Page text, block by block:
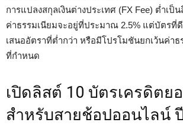
การแปลงสกุลเงินต่างประเทศ (FX Fee) ต่ำเ
ค่าธรรมเนียมจะอยู่ที่ประมาณ 2.5% แต่บัตรที่
เสนออัตราที่ต่ำกว่า หรือมีโปรโมชันยกเว้นค่าธ
ที่กำหนด
เปิดลิสต์ 10 บัตรเครดิตย
สำหรับสายช้อปออนไลน์